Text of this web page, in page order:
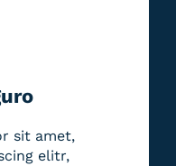
sit amet,
elitr,